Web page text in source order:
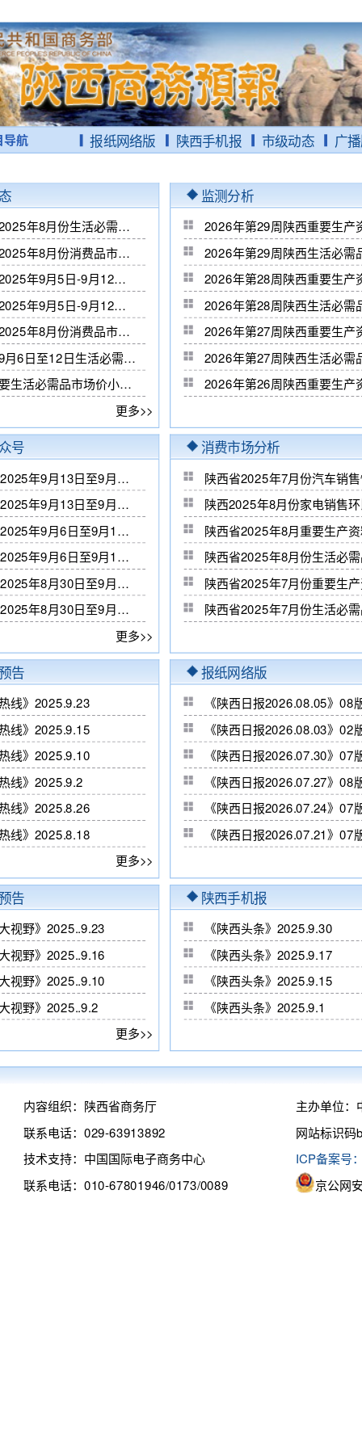
导航 报纸网络版 陕西手机报 市级动态 广
渭南市2025年8月份生活必需品市场运行分析
渭南市2025年8月份消费品市场运行分析
榆林市2025年9月5日-9月12日重要生产资料周情况分析
榆林市2025年9月5日-9月12日生活必需品市场运行分析
杨陵区2025年8月份消费品市场运行分析
宝鸡市9月6日至12日生活必需品周情况分析
咸阳主要生活必需品市场价小幅下跌
更多>>
号
陕西省2025年9月13日至9月19日重要生产资料市场运行分析
陕西省2025年9月13日至9月19日生活必需品市场运行分析
陕西省2025年9月6日至9月12日重要生产资料市场运行分析
陕西省2025年9月6日至9月12日生活必需品市场运行分析
陕西省2025年8月30日至9月5日重要生产资料市场运行分析
陕西省2025年8月30日至9月5日生活必需品市场运行分析
更多>>
告
线》2025.9.23
线》2025.9.15
线》2025.9.10
线》2025.9.2
线》2025.8.26
线》2025.8.18
更多>>
告
视野》2025..9.23
视野》2025..9.16
视野》2025..9.10
视野》2025..9.2
更多>>
监测分析
2026年第29周陕西重要生产
2026年第29周陕西生活必需
2026年第28周陕西重要生产
2026年第28周陕西生活必需
2026年第27周陕西重要生产
2026年第27周陕西生活必需
2026年第26周陕西重要生产
消费市场分析
陕西省2025年7月份汽车销
陕西2025年8月份家电销售
陕西省2025年8月重要生产
陕西省2025年8月份生活必
陕西省2025年7月份重要生
陕西省2025年7月份生活必
报纸网络版
《陕西日报2026.08.05》
《陕西日报2026.08.03》
《陕西日报2026.07.30》07
《陕西日报2026.07.27》
《陕西日报2026.07.24》07
《陕西日报2026.07.21》07
陕西手机报
《陕西头条》2025.9.30
《陕西头条》2025.9.17
《陕西头条》2025.9.15
《陕西头条》2025.9.1
内容组织：陕西省商务厅
联系电话：029-63913892
技术支持：中国国际电子商务中心
联系电话：010-67801946/0173/0089
主办单位：
网站标识
ICP备案号
京公网